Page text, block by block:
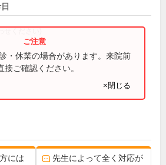
ください)
・休業の場合があります。来院前
ご確認ください。
×閉じる
には
先生によって全く対応が